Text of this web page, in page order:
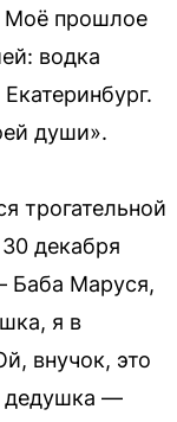
Моё прошлое
водка
души».
трогательной
декабря
Баба Маруся,
я в
внучок, это
дедушка —